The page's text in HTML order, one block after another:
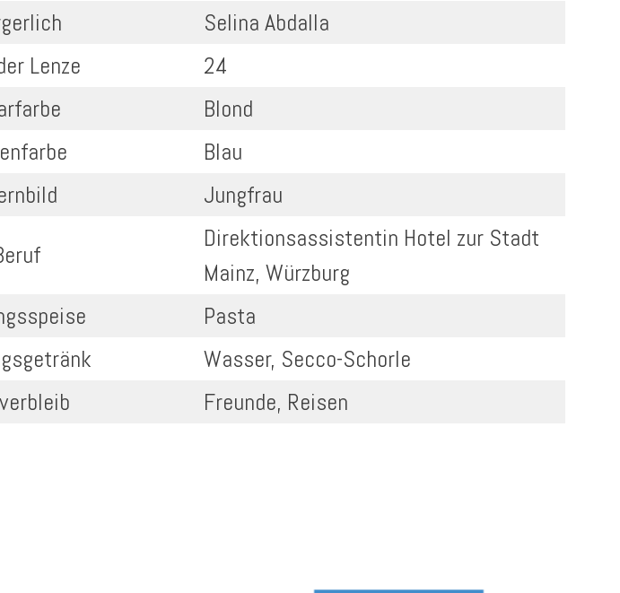
Selina Abdalla
Lenze
24
Blond
Blau
Jungfrau
Direktionsassistentin Hotel zur Stadt
Mainz, Würzburg
Pasta
Wasser, Secco-Schorle
Freunde, Reisen